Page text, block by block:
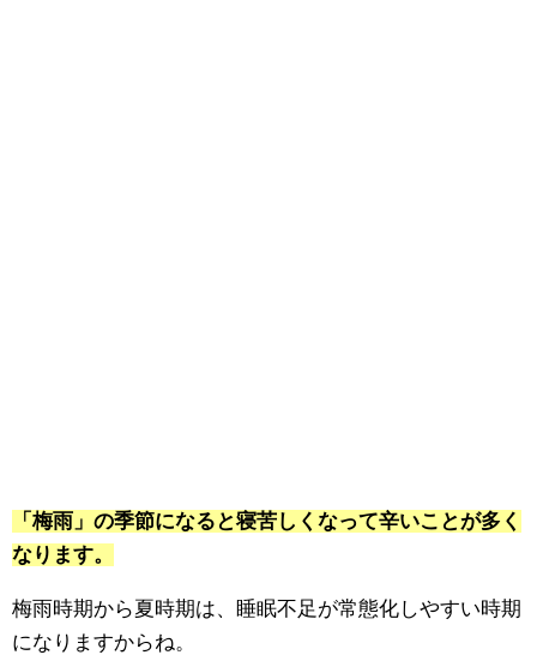
「梅雨」の季節になると寝苦しくなって辛いことが多く
なります。
梅雨時期から夏時期は、睡眠不足が常態化しやすい時期
になりますからね。